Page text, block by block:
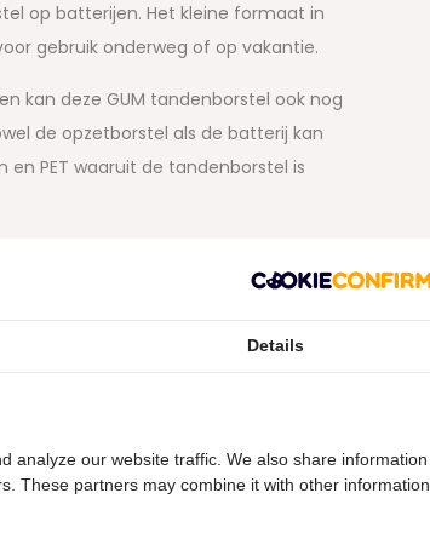
op batterijen. Het kleine formaat in
gebruik onderweg of op vakantie.
kan deze GUM tandenborstel ook nog
de opzetborstel als de batterij kan
PET waaruit de tandenborstel is
Tandenborstel?
tandvleesrand;
Details
analyze our website traffic. We also share information
These partners may combine it with other information